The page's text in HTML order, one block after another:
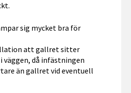
sig mycket bra för
att gallret sitter
då infästningen
än gallret vid eventuell